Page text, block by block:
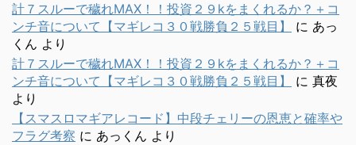
計７スルーで穢れMAX！！投資２９kをまくれるか？＋コ
ンチ音について【マギレコ３０戦勝負２５戦目】
に あっ
くん より
計７スルーで穢れMAX！！投資２９kをまくれるか？＋コ
ンチ音について【マギレコ３０戦勝負２５戦目】
に 真夜
より
【スマスロマギアレコード】中段チェリーの恩恵と確率や
フラグ考察 に あっくん より